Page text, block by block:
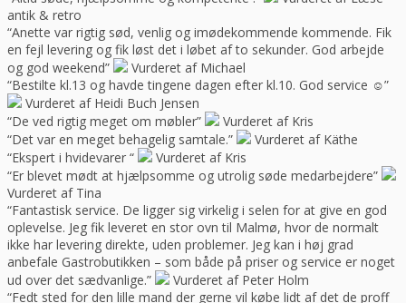
antik & retro
“Anette var rigtig sød, venlig og imødekommende kommende. Fik
en fejl levering og fik løst det i løbet af to sekunder. God arbejde
og god weekend”
Vurderet af Michael
“Bestilte kl.13 og havde tingene dagen efter kl.10. God service ☺”
Vurderet af Heidi Buch Jensen
“De ved rigtig meget om møbler”
Vurderet af Kris
“Det var en meget behagelig samtale.”
Vurderet af Käthe
“Ekspert i hvidevarer “
Vurderet af Kris
“Er blevet mødt at hjælpsomme og utrolig søde medarbejdere”
Vurderet af Tina
“Fantastisk service. De ligger sig virkelig i selen for at give en god
oplevelse. Jeg fik leveret en stor ovn til Malmø, hvor de normalt
ikke har levering direkte, uden problemer. Jeg kan i høj grad
anbefale Gastrobutikken – som både på priser og service er noget
ud over det sædvanlige.”
Vurderet af Peter Holm
“Fedt sted for den lille mand der gerne vil købe lidt af det de proff